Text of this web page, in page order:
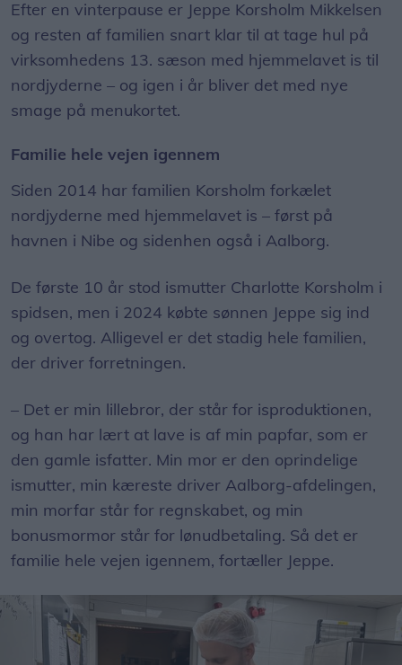
Efter en vinterpause er Jeppe Korsholm Mikkelsen
og resten af familien snart klar til at tage hul på
virksomhedens 13. sæson med hjemmelavet is til
nordjyderne – og igen i år bliver det med nye
smage på menukortet.
Familie hele vejen igennem
Siden 2014 har familien Korsholm forkælet
nordjyderne med hjemmelavet is – først på
havnen i Nibe og sidenhen også i Aalborg.
De første 10 år stod ismutter Charlotte Korsholm i
spidsen, men i 2024 købte sønnen Jeppe sig ind
og overtog. Alligevel er det stadig hele familien,
der driver forretningen.
– Det er min lillebror, der står for isproduktionen,
og han har lært at lave is af min papfar, som er
den gamle isfatter. Min mor er den oprindelige
ismutter, min kæreste driver Aalborg-afdelingen,
min morfar står for regnskabet, og min
bonusmormor står for lønudbetaling. Så det er
familie hele vejen igennem, fortæller Jeppe.